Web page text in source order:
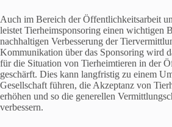
Auch im Bereich der Öffentlichkeitsarbeit
leistet Tierheimsponsoring einen wichtigen
nachhaltigen Verbesserung der
Kommunikation über das Sponsoring wird
für die Situation von Tierheimtieren in der
geschärft. Dies kann langfristig zu einem
Gesellschaft führen, die Akzeptanz von
erhöhen und so die generellen
verbessern.